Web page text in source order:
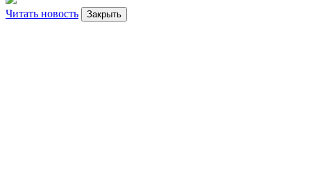
Читать новость Закрыть